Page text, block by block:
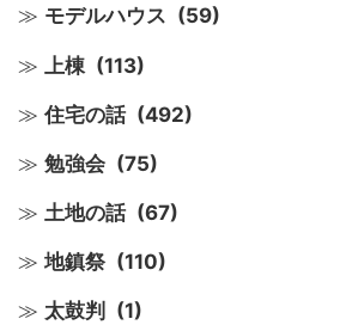
モデルハウス (59)
上棟 (113)
住宅の話 (492)
勉強会 (75)
土地の話 (67)
地鎮祭 (110)
太鼓判 (1)